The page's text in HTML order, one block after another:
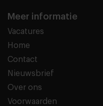
Meer informatie
Vacatures
Home
Contact
Nieuwsbrief
Over ons
Voorwaarden